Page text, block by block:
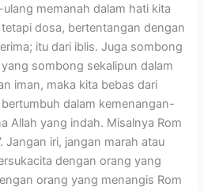
memanah dalam hati kita
dosa, bertentangan dengan
itu dari iblis. Juga sombong
sombong sekalipun dalam
iman, maka kita bebas dari
dalam kemenangan-
Allah yang indah. Misalnya Rom
Jangan iri, jangan marah atau
dengan orang yang
orang yang menangis Rom